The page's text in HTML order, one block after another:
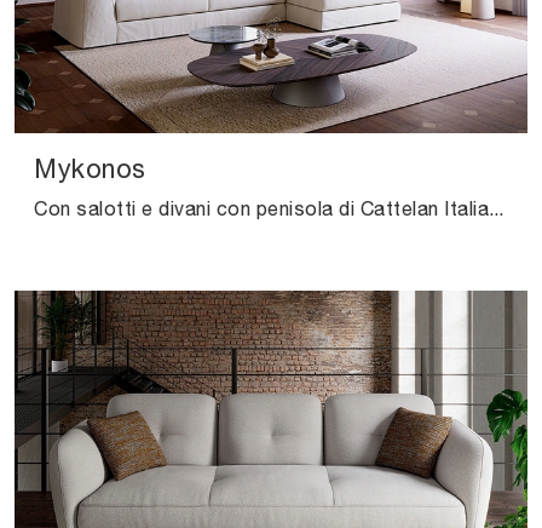
Mykonos
Con salotti e divani con penisola di Cattelan Italia come il modello Mykonos in tessuto, potrai completare il tuo concept d'arredo.